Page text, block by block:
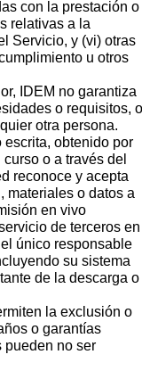
con la prestación o
relativas a la
Servicio, y (vi) otras
u otros
IDEM no garantiza
o requisitos, o
otra persona.
obtenido por
o a través del
reconoce y acepta
materiales o datos a
en vivo
de terceros en
único responsable
su sistema
de la descarga o
la exclusión o
o garantías
pueden no ser